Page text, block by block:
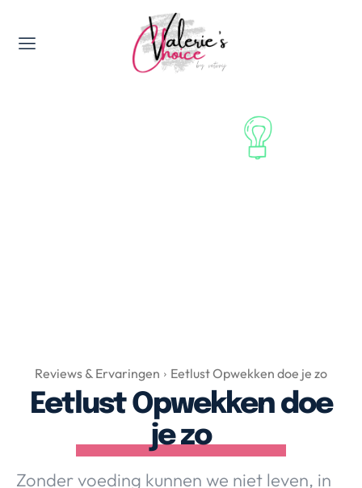
Valerie's Topics
Happyness & Opmerkelijk
Over Valerie
Over Valerie
De Top 5
Reviews & Ervaringen Eetlust Opwekken doe je zo
Eetlust Opwekken doe
je zo
Zonder voeding kunnen we niet leven, in